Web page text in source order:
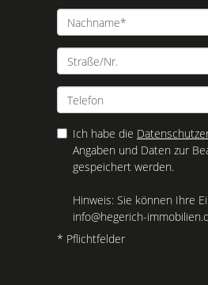
Ich habe die
Angaben und Daten zur
gespeichert werden.
Hinweis: Sie können Ihre
info@hegerich-
* Pflichtfelder